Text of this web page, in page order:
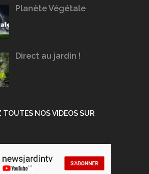
Planète Végétale
Direct au jardin !
TOUTES NOS VIDEOS SUR